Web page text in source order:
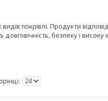
покрівлі. Продукти
безпеку і високу